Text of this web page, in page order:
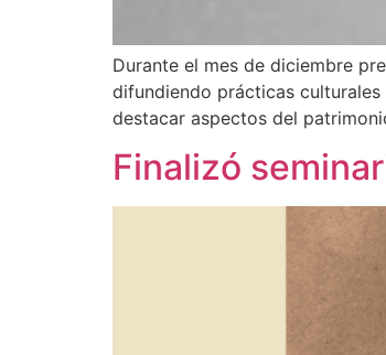
Durante el mes de diciembre
difundiendo prácticas
destacar aspectos del
Finalizó